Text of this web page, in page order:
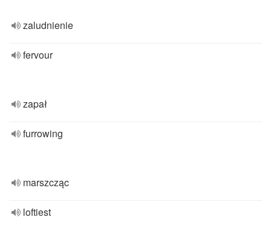
zaludnienie
fervour
zapał
furrowing
marszcząc
loftiest